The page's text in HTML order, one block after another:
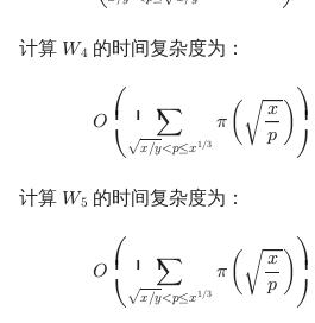
⎝
⎠
计算 𝑊4
W4 的时间复杂度为：
𝑂 ⎛⎜ ⎜ ⎜
⎝
∑
√𝑥/𝑦<𝑝≤𝑥1/3
𝜋 ( √ 𝑥
𝑝 ) ⎞
⎠
O 3 (xp) =O
计算 𝑊5
W5 的时间复杂度为：
𝑂 ⎛⎜ ⎜ ⎜
⎝
∑
√𝑥/𝑦<𝑝≤𝑥1/3
𝜋 ( √ 𝑥
𝑝 ) ⎞
⎠
O 3 (xp) =O